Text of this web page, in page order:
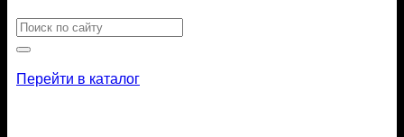
Искать:
Перейти в каталог